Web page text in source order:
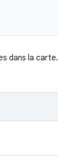
dans la carte.